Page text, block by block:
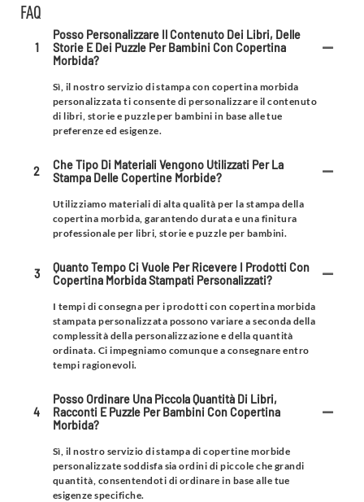
FAQ
1
Posso Personalizzare Il Contenuto Dei Libri, Delle
Storie E Dei Puzzle Per Bambini Con Copertina
Morbida?
Sì, il nostro servizio di stampa con copertina morbida
personalizzata ti consente di personalizzare il contenuto
di libri, storie e puzzle per bambini in base alle tue
preferenze ed esigenze.
2
Che Tipo Di Materiali Vengono Utilizzati Per La
Stampa Delle Copertine Morbide?
Utilizziamo materiali di alta qualità per la stampa della
copertina morbida, garantendo durata e una finitura
professionale per libri, storie e puzzle per bambini.
3
Quanto Tempo Ci Vuole Per Ricevere I Prodotti Con
Copertina Morbida Stampati Personalizzati?
I tempi di consegna per i prodotti con copertina morbida
stampata personalizzata possono variare a seconda della
complessità della personalizzazione e della quantità
ordinata. Ci impegniamo comunque a consegnare entro
tempi ragionevoli.
4
Posso Ordinare Una Piccola Quantità Di Libri,
Racconti E Puzzle Per Bambini Con Copertina
Morbida?
Sì, il nostro servizio di stampa di copertine morbide
personalizzate soddisfa sia ordini di piccole che grandi
quantità, consentendoti di ordinare in base alle tue
esigenze specifiche.